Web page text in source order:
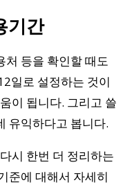
기간
처 등을 확인할 때도
일로 설정하는 것이
이 됩니다. 그리고 쓸
유익하다고 봅니다.
시 한번 더 정리하는
준에 대해서 자세히